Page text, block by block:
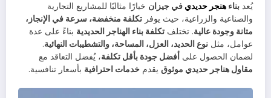
يُعد بناء هنجر حديدي في جيزان خيارًا مثاليًا للمشاريع التجارية
والصناعية والزراعية، حيث يوفر تكلفة منخفضة، سرعة في الإنجاز،
متانة وجودة عالية. تختلف تكلفة بناء الهناجر الحديدية بناءً على عدة
عوامل، مثل نوع الحديد، العزل، المساحة، والتشطيبات النهائية.
لضمان الحصول على أفضل جودة بأقل تكلفة، يُفضل التعاقد مع
مقاول هناجر حديدي موثوق يقدم خدمات احترافية بأسعار تنافسية.